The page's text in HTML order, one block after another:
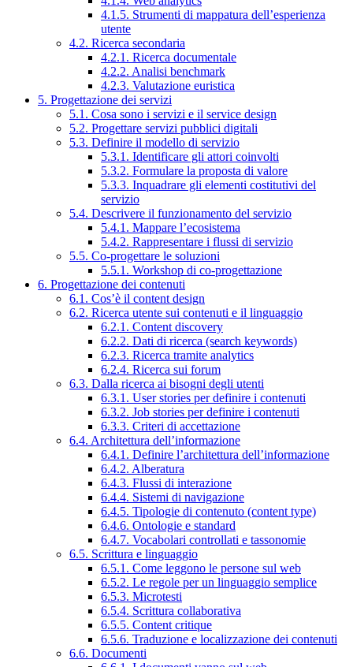
4.1.5. Strumenti di mappatura dell’esperienza
utente
4.2. Ricerca secondaria
4.2.1. Ricerca documentale
4.2.2. Analisi benchmark
4.2.3. Valutazione euristica
5. Progettazione dei servizi
5.1. Cosa sono i servizi e il service design
5.2. Progettare servizi pubblici digitali
5.3. Definire il modello di servizio
5.3.1. Identificare gli attori coinvolti
5.3.2. Formulare la proposta di valore
5.3.3. Inquadrare gli elementi costitutivi del
servizio
5.4. Descrivere il funzionamento del servizio
5.4.1. Mappare l’ecosistema
5.4.2. Rappresentare i flussi di servizio
5.5. Co-progettare le soluzioni
5.5.1. Workshop di co-progettazione
6. Progettazione dei contenuti
6.1. Cos’è il content design
6.2. Ricerca utente sui contenuti e il linguaggio
6.2.1. Content discovery
6.2.2. Dati di ricerca (search keywords)
6.2.3. Ricerca tramite analytics
6.2.4. Ricerca sui forum
6.3. Dalla ricerca ai bisogni degli utenti
6.3.1. User stories per definire i contenuti
6.3.2. Job stories per definire i contenuti
6.3.3. Criteri di accettazione
6.4. Architettura dell’informazione
6.4.1. Definire l’architettura dell’informazione
6.4.2. Alberatura
6.4.3. Flussi di interazione
6.4.4. Sistemi di navigazione
6.4.5. Tipologie di contenuto (content type)
6.4.6. Ontologie e standard
6.4.7. Vocabolari controllati e tassonomie
6.5. Scrittura e linguaggio
6.5.1. Come leggono le persone sul web
6.5.2. Le regole per un linguaggio semplice
6.5.3. Microtesti
6.5.4. Scrittura collaborativa
6.5.5. Content critique
6.5.6. Traduzione e localizzazione dei contenuti
6.6. Documenti